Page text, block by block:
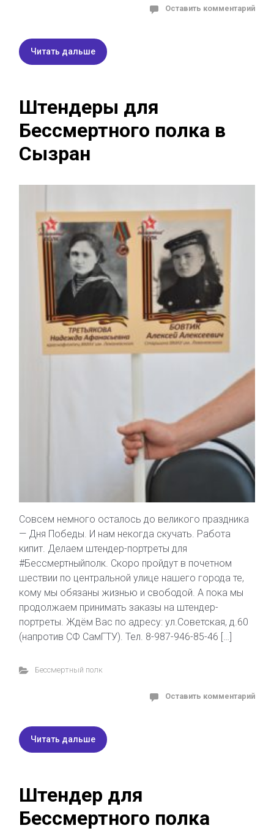
Оставить комментарий
Читать дальше
Штендеры для
Бессмертного полка в
Сызран
Совсем немного осталось до великого праздника
— Дня Победы. И нам некогда скучать. Работа
кипит. Делаем штендер-портреты для
#Бессмертныйполк. Скоро пройдут в почетном
шествии по центральной улице нашего города те,
кому мы обязаны жизнью и свободой. А пока мы
продолжаем принимать заказы на штендер-
портреты. Ждём Вас по адресу: ул.Советская, д.60
(напротив СФ СамГТУ). Тел. 8-987-946-85-46 […]
Бессмертный полк
Оставить комментарий
Читать дальше
Штендер для
Бессмертного полка